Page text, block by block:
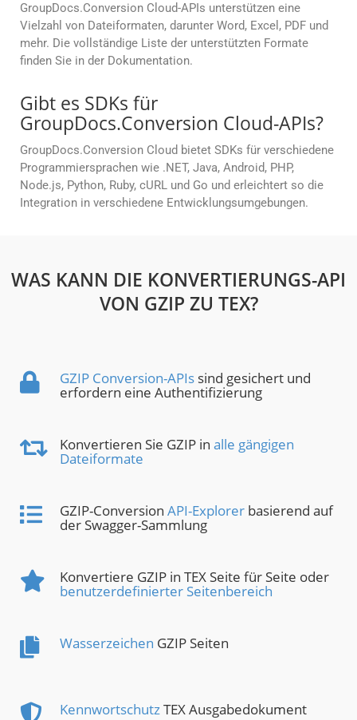
GroupDocs.Conversion Cloud-APIs unterstützen eine
Vielzahl von Dateiformaten, darunter Word, Excel, PDF und
mehr. Die vollständige Liste der unterstützten Formate
finden Sie in der Dokumentation.
Gibt es SDKs für
GroupDocs.Conversion Cloud-APIs?
GroupDocs.Conversion Cloud bietet SDKs für verschiedene
Programmiersprachen wie .NET, Java, Android, PHP,
Node.js, Python, Ruby, cURL und Go und erleichtert so die
Integration in verschiedene Entwicklungsumgebungen.
WAS KANN DIE KONVERTIERUNGS-API
VON GZIP ZU TEX?
GZIP Conversion-APIs sind gesichert und
erfordern eine Authentifizierung
Konvertieren Sie GZIP in alle gängigen
Dateiformate
GZIP-Conversion API-Explorer basierend auf
der Swagger-Sammlung
Konvertiere GZIP in TEX Seite für Seite oder
benutzerdefinierter Seitenbereich
Wasserzeichen GZIP Seiten
KennwortschutzTEX Ausgabedokument